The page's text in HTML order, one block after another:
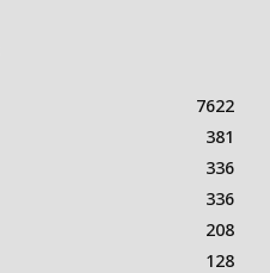
7622
381
336
336
208
128